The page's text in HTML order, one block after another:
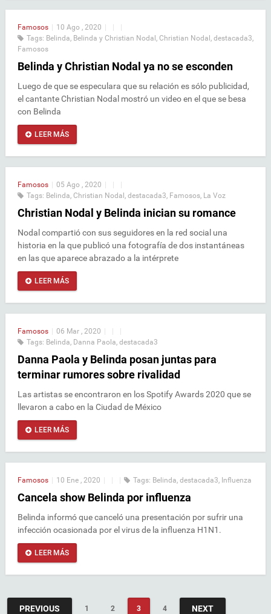
Famosos 10 Ago , 2020
Tags: Belinda, Belinda y Christian Nodal , Christian Nodal , destacada3,
Famosos
Belinda y Christian Nodal ya no se esconden
Luego de que se especulara que su relación es sólo publicidad,
el cantante Christian Nodal mostró un video en el que se besa
con Belinda
LEER MÁS
Famosos 05 Ago , 2020
Tags: Belinda, Christian Nodal , destacada3, Famosos, La Voz
Christian Nodal y Belinda inician su romance
Nodal compartió con sus seguidores en la red social una
historia en la que publicó una fotografía de dos instantáneas
en las que aparece abrazado a la intérprete
LEER MÁS
Famosos 06 Mar , 2020
Tags: Belinda, Danna Paola, destacada3
Danna Paola y Belinda posan juntas para
terminar rumores sobre rivalidad
Las artistas se encontraron en los Spotify Awards 2020 que se
llevaron a cabo en la Ciudad de México
LEER MÁS
Famosos 10 Ene , 2020 Tags: Belinda, destacada3, Influenza
Cancela show Belinda por influenza
Belinda informó que canceló una presentación por sufrir una
infección ocasionada por el virus de la influenza H1N1.
LEER MÁS
PREVIOUS 1 2 3 4 NEXT